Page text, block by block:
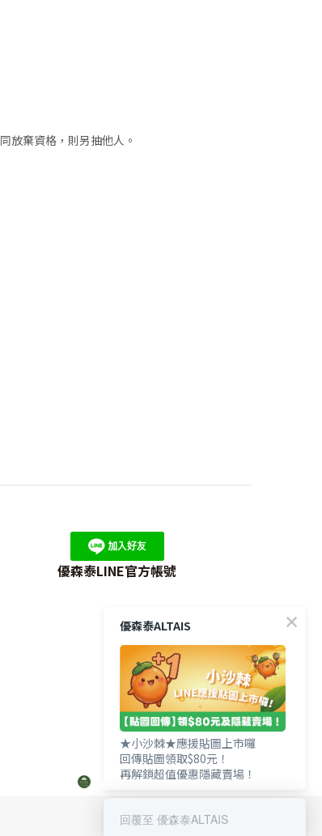
放棄資格，則另抽他人。
優森泰LINE官方帳號
優森泰ALTAIS
★小沙棘★應援貼圖上市囉
回傳貼圖領取$80元！
再解鎖超值優惠隱藏賣場！
回覆至 優森泰ALTAIS